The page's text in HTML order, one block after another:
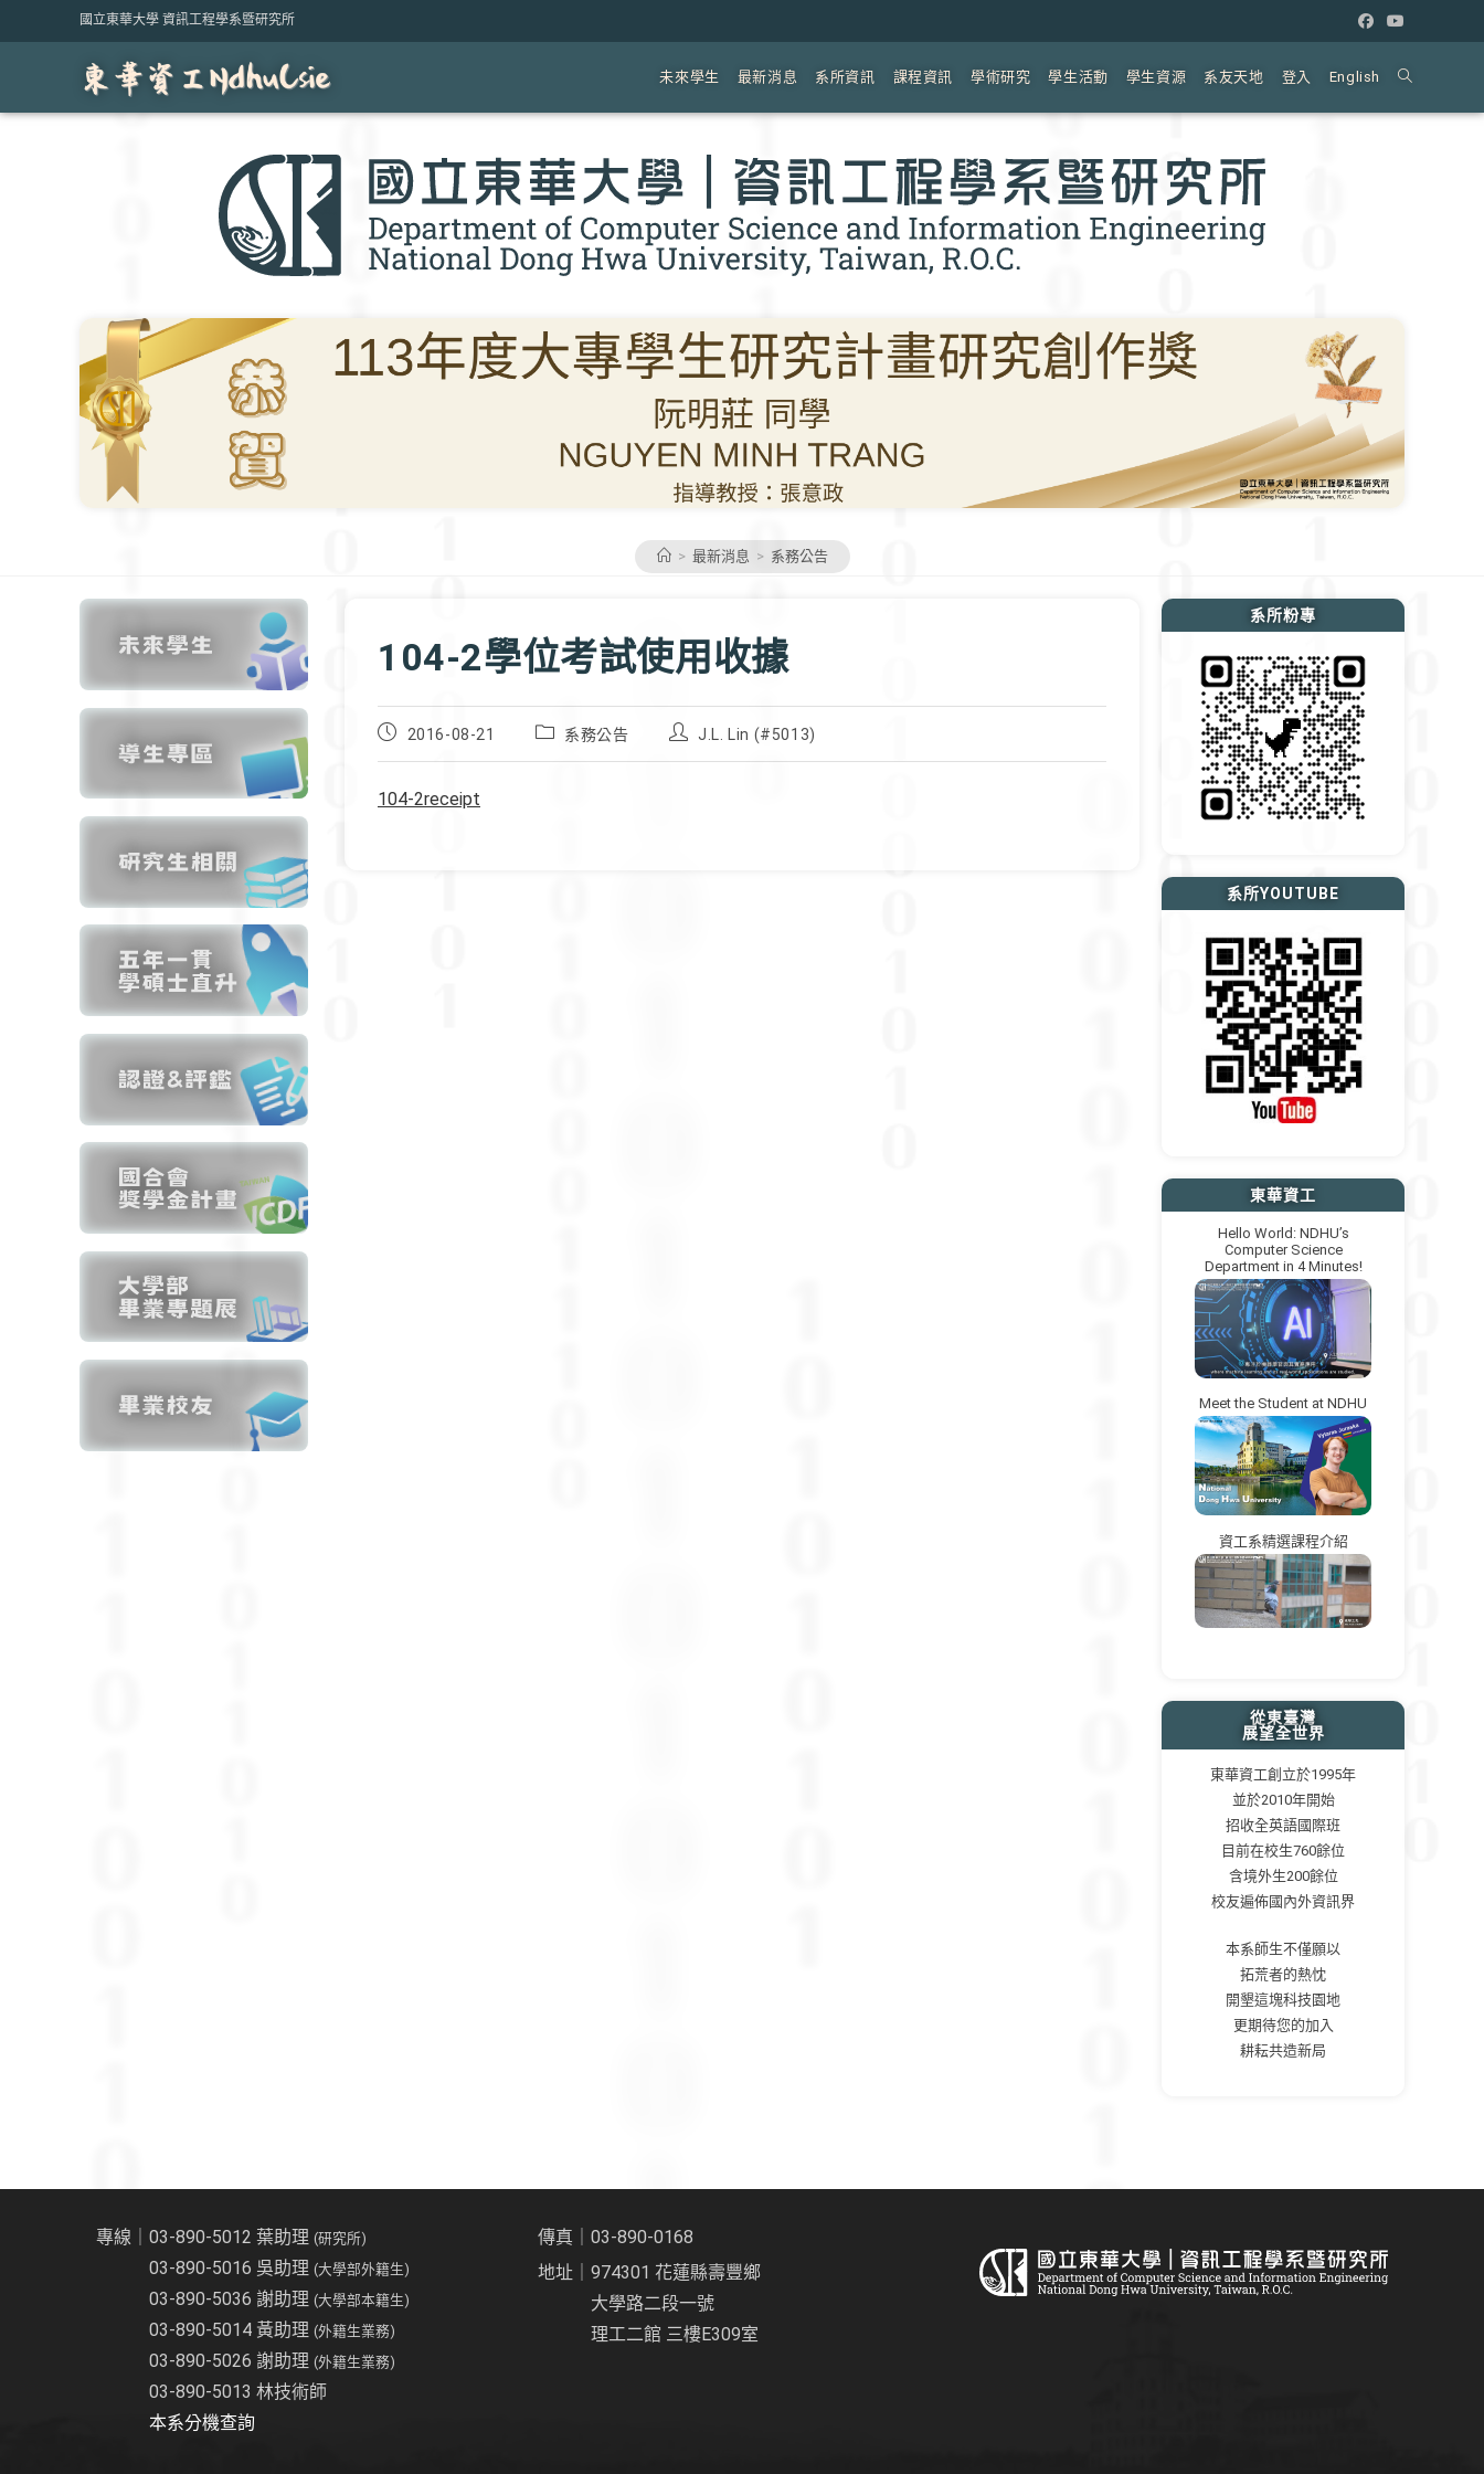
to
國立東華大學 資訊工程學系暨研究所
未來學生 最新消息 系所資訊 課程資訊 學術研究 學生活動 學生資源 系友天地 登入 English Toggle
> 最新消息 > 系務公告
104-2學位考試使用收據
Post
2016-08-21
Post
系務公告
Post
J.L. Lin (#5013)
104-2receipt
系所粉專
系所YOUTUBE
東華資工
Hello World: NDHU’s
Computer Science
Department in 4 Minutes!
Meet the Student at NDHU
資工系精選課程介紹
從東臺灣
展望全世界
東華資工創立於1995年
並於2010年開始
招收全英語國際班
目前在校生760餘位
含境外生200餘位
校友遍佈國內外資訊界
本系師生不僅願以
拓荒者的熱忱
開墾這塊科技園地
更期待您的加入
耕耘共造新局
專線｜03-890-5012 葉助理 (研究所)
03-890-5016 吳助理 (大學部外籍生)
03-890-5036 謝助理 (大學部本籍生)
03-890-5014 黃助理 (外籍生業務)
03-890-5026 謝助理 (外籍生業務)
03-890-5013 林技術師
本系分機查詢
傳真｜03-890-0168
地址｜974301 花蓮縣壽豐鄉
大學路二段一號
理工二館 三樓E309室